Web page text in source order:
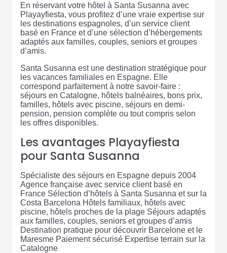
En réservant votre hôtel à Santa Susanna avec
Playayfiesta, vous profitez d’une vraie expertise sur
les destinations espagnoles, d’un service client
basé en France et d’une sélection d’hébergements
adaptés aux familles, couples, seniors et groupes
d’amis.
Santa Susanna est une destination stratégique pour
les vacances familiales en Espagne. Elle
correspond parfaitement à notre savoir-faire :
séjours en Catalogne, hôtels balnéaires, bons prix,
familles, hôtels avec piscine, séjours en demi-
pension, pension complète ou tout compris selon
les offres disponibles.
Les avantages Playayfiesta
pour Santa Susanna
Spécialiste des séjours en Espagne depuis 2004
Agence française avec service client basé en
France Sélection d’hôtels à Santa Susanna et sur la
Costa Barcelona Hôtels familiaux, hôtels avec
piscine, hôtels proches de la plage Séjours adaptés
aux familles, couples, seniors et groupes d’amis
Destination pratique pour découvrir Barcelone et le
Maresme Paiement sécurisé Expertise terrain sur la
Catalogne